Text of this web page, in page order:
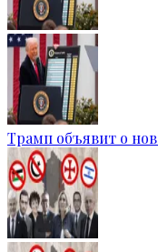
Трамп объявит о